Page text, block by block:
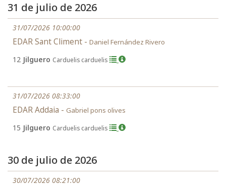
31 de julio de 2026
31/07/2026 10:00:00
EDAR Sant Climent - Daniel Fernández Rivero
12 Jilguero Carduelis carduelis
31/07/2026 08:33:00
EDAR Addaia - Gabriel pons olives
15 Jilguero Carduelis carduelis
30 de julio de 2026
30/07/2026 08:21:00